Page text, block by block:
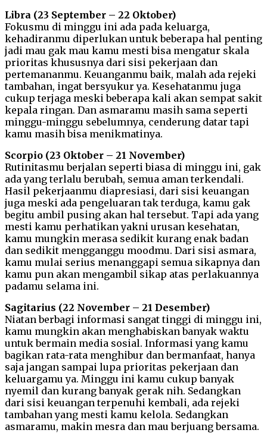
Libra (23 September – 22 Oktober)
Fokusmu di minggu ini ada pada keluarga,
kehadiranmu diperlukan untuk beberapa hal penting
jadi mau gak mau kamu mesti bisa mengatur skala
prioritas khususnya dari sisi pekerjaan dan
pertemananmu. Keuanganmu baik, malah ada rejeki
tambahan, ingat bersyukur ya. Kesehatanmu juga
cukup terjaga meski beberapa kali akan sempat sakit
kepala ringan. Dan asmaramu masih sama seperti
minggu-minggu sebelumnya, cenderung datar tapi
kamu masih bisa menikmatinya.
Scorpio (23 Oktober – 21 November)
Rutinitasmu berjalan seperti biasa di minggu ini, gak
ada yang terlalu berubah, semua aman terkendali.
Hasil pekerjaanmu diapresiasi, dari sisi keuangan
juga meski ada pengeluaran tak terduga, kamu gak
begitu ambil pusing akan hal tersebut. Tapi ada yang
mesti kamu perhatikan yakni urusan kesehatan,
kamu mungkin merasa sedikit kurang enak badan
dan sedikit mengganggu moodmu. Dari sisi asmara,
kamu mulai serius menanggapi semua sikapnya dan
kamu pun akan mengambil sikap atas perlakuannya
padamu selama ini.
Sagitarius (22 November – 21 Desember)
Niatan berbagi informasi sangat tinggi di minggu ini,
kamu mungkin akan menghabiskan banyak waktu
untuk bermain media sosial. Informasi yang kamu
bagikan rata-rata menghibur dan bermanfaat, hanya
saja jangan sampai lupa prioritas pekerjaan dan
keluargamu ya. Minggu ini kamu cukup banyak
nyemil dan kurang banyak gerak nih. Sedangkan
dari sisi keuangan terpenuhi kembali, ada rejeki
tambahan yang mesti kamu kelola. Sedangkan
asmaramu, makin mesra dan mau berjuang bersama.